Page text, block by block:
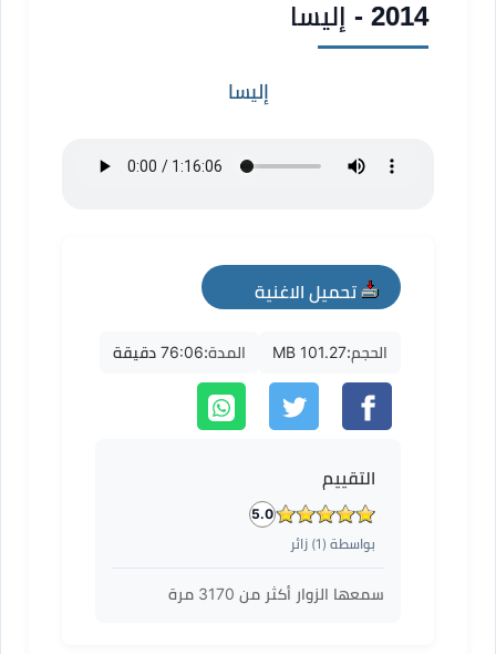
2014 - إليسا
إليسا
تحميل الاغنية
mp3
الحجم:101.27 MB المدة:76:06 دقيقة
التقييم
5.0
بواسطة ( 1) زائر
سمعها الزوار أكثر من 3170 مرة